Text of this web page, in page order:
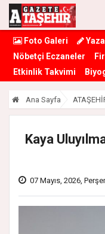
Foto Galeri
Nöbetçi Eczaneler
Etkinlik Takvimi
Ana Sayfa
Kaya
07 Mayıs, 2026,